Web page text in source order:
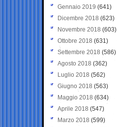
Gennaio 2019 (641)
Dicembre 2018 (623)
Novembre 2018 (603)
Ottobre 2018 (631)
Settembre 2018 (586)
Agosto 2018 (362)
Luglio 2018 (562)
Giugno 2018 (563)
Maggio 2018 (634)
Aprile 2018 (547)
Marzo 2018 (599)